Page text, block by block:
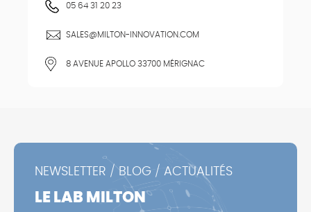
05 64 31 20 23
SALES@MILTON-INNOVATION.COM
8 AVENUE APOLLO 33700 MÉRIGNAC
NEWSLETTER / BLOG / ACTUALITÉS
LE LAB MILTON